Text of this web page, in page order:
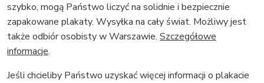
szybko, mogą Państwo liczyć na solidnie i bezpiecznie
zapakowane plakaty. Wysyłka na cały świat. Możliwy jest
także odbiór osobisty w Warszawie. Szczegółowe
informacje.
Jeśli chcieliby Państwo uzyskać więcej informacji o plakacie